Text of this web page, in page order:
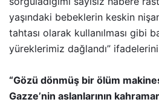
yaşındaki bebeklerin keskin
tahtası olarak kullanılması gibi
yüreklerimiz dağlandı” ifadelerini
“Gözü dönmüş bir ölüm
Gazze’nin aslanlarının